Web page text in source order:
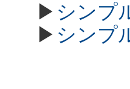
▶ シンプ
▶ シンプ